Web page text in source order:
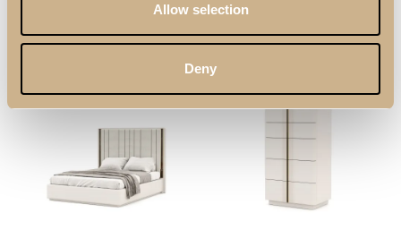
Allow selection
Deny